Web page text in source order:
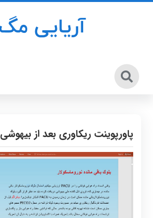
پاورپوینت ریکاوری بعد از بیهوشی